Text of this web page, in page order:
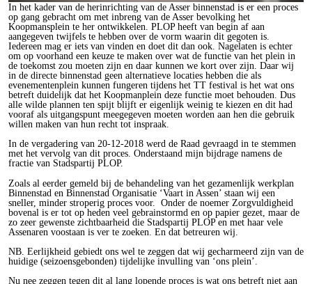
In het kader van de herinrichting van de Asser binnenstad is er een proces
op gang gebracht om met inbreng van de Asser bevolking het
Koopmansplein te her ontwikkelen. PLOP heeft van begin af aan
aangegeven twijfels te hebben over de vorm waarin dit gegoten is.
Iedereen mag er iets van vinden en doet dit dan ook. Nagelaten is echter
om op voorhand een keuze te maken over wat de functie van het plein in
de toekomst zou moeten zijn en daar kunnen we kort over zijn. Daar wij
in de directe binnenstad geen alternatieve locaties hebben die als
evenementenplein kunnen fungeren tijdens het TT festival is het wat ons
betreft duidelijk dat het Koopmanplein deze functie moet behouden. Dus
alle wilde plannen ten spijt blijft er eigenlijk weinig te kiezen en dit had
vooraf als uitgangspunt meegegeven moeten worden aan hen die gebruik
willen maken van hun recht tot inspraak.
In de vergadering van 20-12-2018 werd de Raad gevraagd in te stemmen
met het vervolg van dit proces. Onderstaand mijn bijdrage namens de
fractie van Stadspartij PLOP.
Zoals al eerder gemeld bij de behandeling van het gezamenlijk werkplan
Binnenstad en Binnenstad Organisatie ‘Vaart in Assen’ staan wij een
sneller, minder stroperig proces voor. Onder de noemer Zorgvuldigheid
bovenal is er tot op heden veel gebrainstormd en op papier gezet, maar de
zo zeer gewenste zichtbaarheid die Stadspartij PLOP en met haar vele
Assenaren voostaan is ver te zoeken. En dat betreuren wij.
NB. Eerlijkheid gebiedt ons wel te zeggen dat wij gecharmeerd zijn van de
huidige (seizoensgebonden) tijdelijke invulling van ‘ons plein’.
Nu nee zeggen tegen dit al lang lopende proces is wat ons betreft niet aan